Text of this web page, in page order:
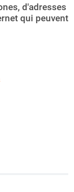
d'adresses
qui peuvent